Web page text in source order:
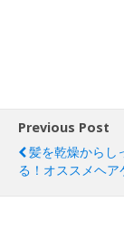
Previous Post
髪を乾燥からし
る！オススメヘア